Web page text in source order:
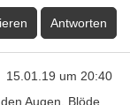
Antworten
15.01.19 um 20:40
Augen. Blöde